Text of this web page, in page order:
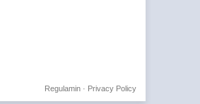
Privacy Policy
Regulamin·